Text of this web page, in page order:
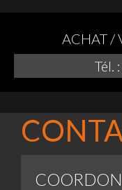
ACHAT /
Tél.